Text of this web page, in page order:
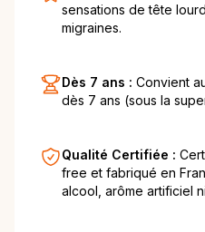
sensations de tête
migraines.
Dès 7 ans : Convient
dès 7 ans (sous la
Qualité Certifiée :
free et fabriqué en
alcool, arôme artificiel